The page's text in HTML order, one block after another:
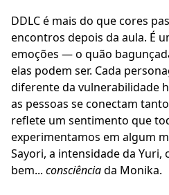
DDLC é mais do que cores
encontros depois da aula. É
emoções — o quão
elas podem ser. Cada
diferente da vulnerabilidade
as pessoas se conectam
reflete um sentimento que
experimentamos em algum
Sayori, a intensidade da Yuri,
bem... consciênciada Monika.